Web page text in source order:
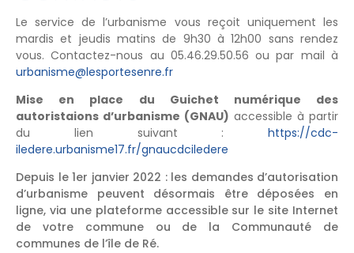
Le service de l’urbanisme vous reçoit uniquement les
mardis et jeudis matins de 9h30 à 12h00 sans rendez
vous. Contactez-nous au 05.46.29.50.56 ou par mail à
urbanisme@lesportesenre.fr
Mise en place du Guichet numérique des
autoristaions d’urbanisme (GNAU) accessible à partir
du lien suivant : https://cdc-
iledere.urbanisme17.fr/gnaucdciledere
Depuis le 1er janvier 2022 : les demandes d’autorisation
d’urbanisme peuvent désormais être déposées en
ligne, via une plateforme accessible sur le site Internet
de votre commune ou de la Communauté de
communes de l’île de Ré.